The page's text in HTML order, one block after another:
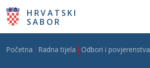
Skoči na glavni sadržaj
HRVATSKI
SABOR
Breadcrumb
Početna Radna tijela Odbori i povjerenstva